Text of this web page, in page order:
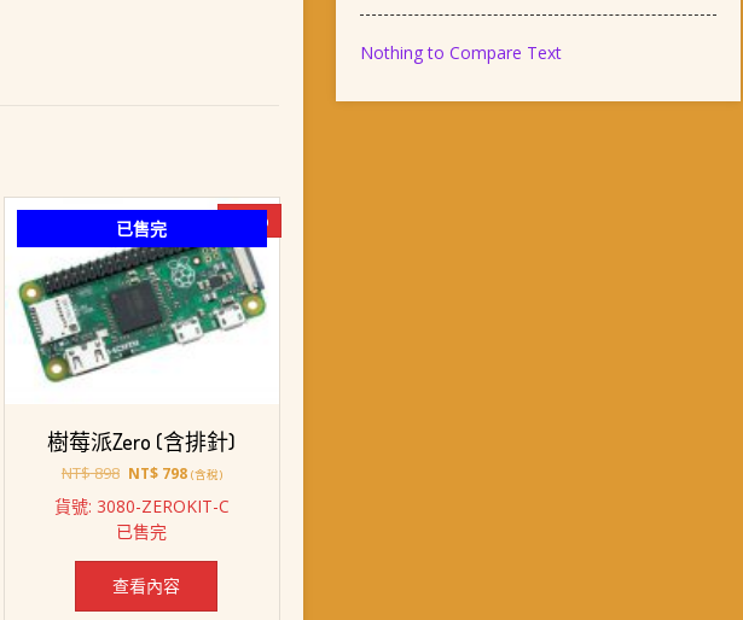
已售完 -11%
樹莓派Zero (含排針)
NT$898 原
價
格：
NT$ 898。
NT$798目
價
NT$ 798。
(含稅)
貨號: 3080-ZEROKIT-C
已售完
查看內容
Nothing to Compare Text